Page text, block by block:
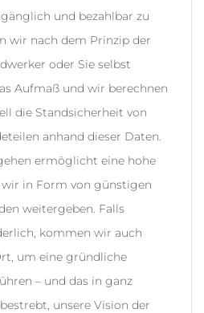
und bezahlbar zu
wir nach dem Prinzip der
oder Sie selbst
Aufmaß und wir berechnen
die Standsicherheit von
anhand dieser Daten.
ermöglicht eine hohe
in Form von günstigen
weitergeben. Falls
kommen wir auch
um eine gründliche
– und das in ganz
unsere Vision der